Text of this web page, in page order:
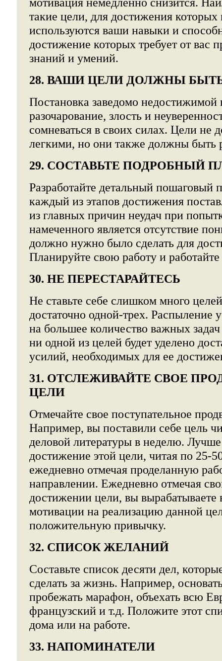
такие цели, для достижения
используются ваши навыки и
достижение которых требует от вас
знаний и умений.
28. ВАШИ ЦЕЛИ ДОЛЖНЫ
Постановка заведомо недостижимой
разочарование, злость и
сомневаться в своих силах. Цели не
легкими, но они также должны быть
29. СОСТАВЬТЕ ПОДРОБНЫЙ
Разработайте детальный пошаговый
каждый из этапов достижения
из главных причин неудач при
намеченного является отсутствие
должно нужно было сделать для
Планируйте свою работу и
30. НЕ ПЕРЕСТАРАЙТЕСЬ
Не ставьте себе слишком много
достаточно одной-трех. Распыление
на большее количество важных
ни одной из целей будет уделено
усилий, необходимых для ее
31. ОТСЛЕЖИВАЙТЕ СВОЕ
ЦЕЛИ
Отмечайте свое поступательное
Например, вы поставили себе цель
деловой литературы в неделю. Лучше
достижение этой цели, читая по 25-
ежедневно отмечая проделанную
направлении. Ежедневно отмечая
достижении цели, вы
мотивации на реализацию данной
положительную привычку.
32. СПИСОК ЖЕЛАНИЙ
Составьте список десяти дел,
сделать за жизнь. Например,
пробежать марафон, объехать всю
французский и т.д. Положите этот
дома или на работе.
33. НАПОМИНАТЕЛИ